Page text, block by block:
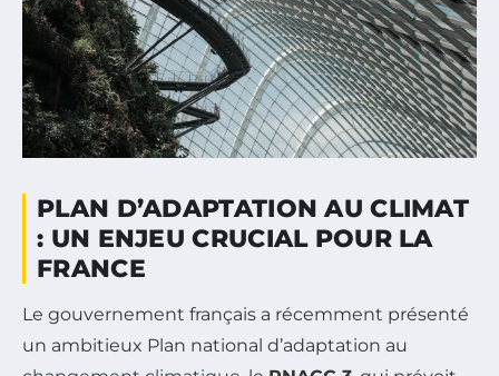
PLAN D’ADAPTATION AU CLIMAT
: UN ENJEU CRUCIAL POUR LA
FRANCE
Le gouvernement français a récemment présenté
un ambitieux Plan national d’adaptation au